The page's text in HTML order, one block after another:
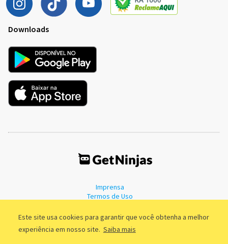
Este site usa cookies para garantir que você obtenha a melhor
experiência em nosso site. Saiba mais
Downloads
Imprensa
Termos de Uso